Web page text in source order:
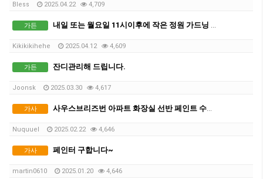
Bless 2025.04.22 4,709
가든 내일 또는 월요일 11시이후에 작은 정원 가드닝 해주실 분
Kikikikihehe 2025.04.12 4,609
가든 잔디관리해 드립니다.
Joonsk 2025.03.30 4,617
가사 사우스브리즈번 아파트 화장실 선반 페인트 수리해주실 분
Nuquuel 2025.02.22 4,646
가사 페인터 구합니다~
martin0610 2025.01.20 4,646